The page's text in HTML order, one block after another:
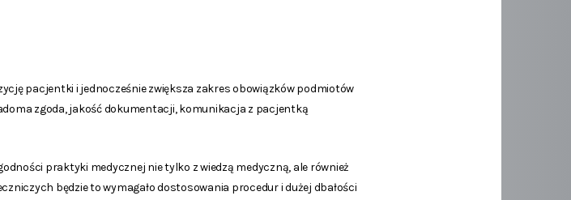
pacjentki i jednocześnie zwiększa zakres obowiązków podmiotów
zgoda, jakość dokumentacji, komunikacja z pacjentką
praktyki medycznej nie tylko z wiedzą medyczną, ale również
będzie to wymagało dostosowania procedur i dużej dbałości